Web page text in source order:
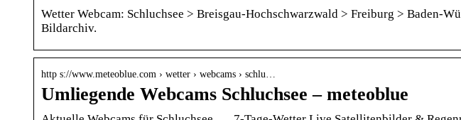
Wetter Webcam: Schluchsee > Breisgau-Hochschwarzwald > Freiburg > Baden-
Bildarchiv.
http s://www.meteoblue.com › wetter › webcams › schlu…
Umliegende Webcams Schluchsee – meteoblue